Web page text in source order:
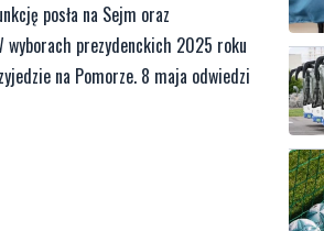
posła na Sejm oraz
wyborach prezydenckich 2025 roku
na Pomorze. 8 maja odwiedzi